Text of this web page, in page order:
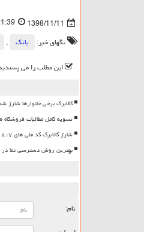
1398/11/11
تگهای خبر:
بانك ,
این مطلب را می
کالابرگ برخی خانوارها
تسویه کامل مطالبات فروشگاه
شارژ کالابرگ کد ملی های ۷، ۸ و ۹
بهترین روش دسترسی نما در
نام: